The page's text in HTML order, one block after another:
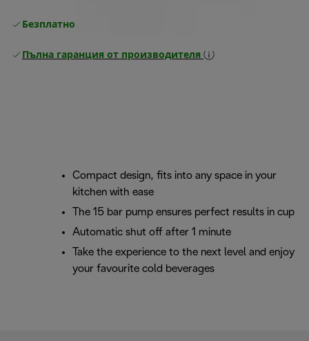
Безплатно връщане
Пълна гаранция от производителя
Compact design, fits into any space in your
kitchen with ease
The 15 bar pump ensures perfect results in cup
Automatic shut off after 1 minute
Take the experience to the next level and enjoy
your favourite cold beverages